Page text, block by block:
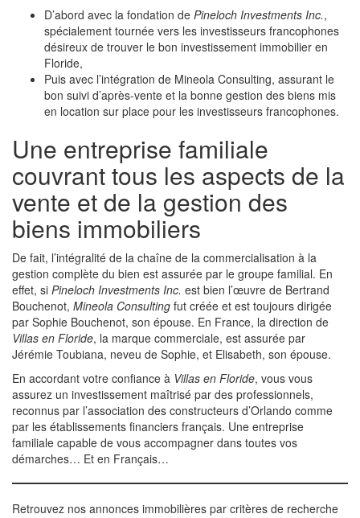
D’abord avec la fondation de Pineloch Investments Inc.,
spécialement tournée vers les investisseurs francophones
désireux de trouver le bon investissement immobilier en
Floride,
Puis avec l’intégration de Mineola Consulting, assurant le
bon suivi d’après-vente et la bonne gestion des biens mis
en location sur place pour les investisseurs francophones.
Une entreprise familiale
couvrant tous les aspects de la
vente et de la gestion des
biens immobiliers
De fait, l’intégralité de la chaîne de la commercialisation à la
gestion complète du bien est assurée par le groupe familial. En
effet, si Pineloch Investments Inc. est bien l’œuvre de Bertrand
Bouchenot, Mineola Consulting fut créée et est toujours dirigée
par Sophie Bouchenot, son épouse. En France, la direction de
Villas en Floride, la marque commerciale, est assurée par
Jérémie Toubiana, neveu de Sophie, et Elisabeth, son épouse.
En accordant votre confiance à Villas en Floride, vous vous
assurez un investissement maîtrisé par des professionnels,
reconnus par l’association des constructeurs d’Orlando comme
par les établissements financiers français. Une entreprise
familiale capable de vous accompagner dans toutes vos
démarches… Et en Français…
Retrouvez nos annonces immobilières par critères de recherche